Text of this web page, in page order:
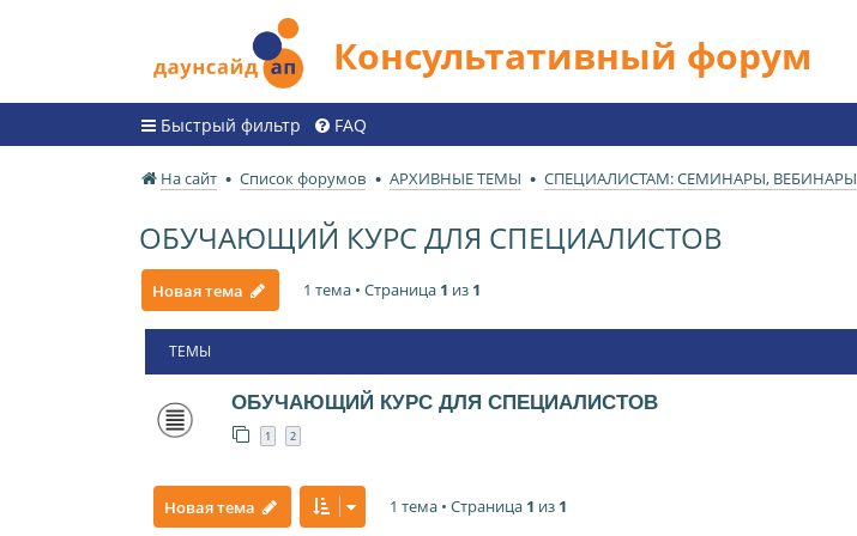
Консультативный форум
Быстрый фильтр FAQ
На сайт Список форумов АРХИВНЫЕ ТЕМЫ СПЕЦИАЛИСТАМ: СЕМИНАРЫ, ВЕБИНАРЫ
ОБУЧАЮЩИЙ КУРС ДЛЯ СПЕЦИАЛИСТОВ
Новая тема 1 тема • Страница 1 из 1
ТЕМЫ
ОБУЧАЮЩИЙ КУРС ДЛЯ СПЕЦИАЛИСТОВ
1 2
Новая тема 1 тема • Страница 1 из 1